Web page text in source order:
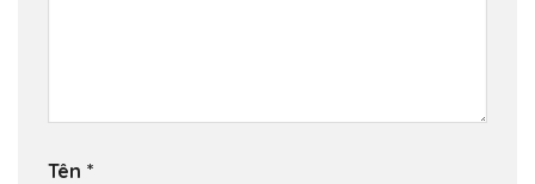
Tên *